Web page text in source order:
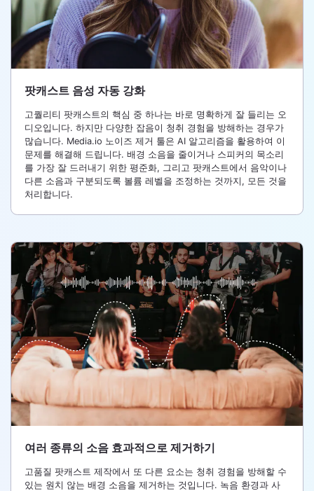
팟캐스트 음성 자동 강화
고퀄리티 팟캐스트의 핵심 중 하나는 바로 명확하게 잘 들리는 오
디오입니다. 하지만 다양한 잡음이 청취 경험을 방해하는 경우가
많습니다. Media.io 노이즈 제거 툴은 AI 알고리즘을 활용하여 이
문제를 해결해 드립니다. 배경 소음을 줄이거나 스피커의 목소리
를 가장 잘 드러내기 위한 평준화, 그리고 팟캐스트에서 음악이나
다른 소음과 구분되도록 볼륨 레벨을 조정하는 것까지, 모든 것을
처리합니다.
여러 종류의 소음 효과적으로 제거하기
고품질 팟캐스트 제작에서 또 다른 요소는 청취 경험을 방해할 수
있는 원치 않는 배경 소음을 제거하는 것입니다. 녹음 환경과 사